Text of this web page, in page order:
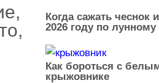
Когда сажать чеснок
2026 году по
Как бороться с
крыжовнике